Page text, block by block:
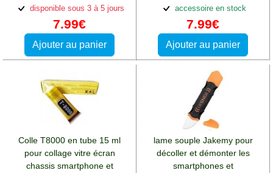
One A9
disponible sous 3 à 5 jours
7.99€
Ajouter au panier
accessoire en stock
7.99€
Ajouter au panier
Colle T8000 en tube 15 ml
pour collage vitre écran
chassis smartphone et
lame souple Jakemy pour
décoller et démonter les
smartphones et